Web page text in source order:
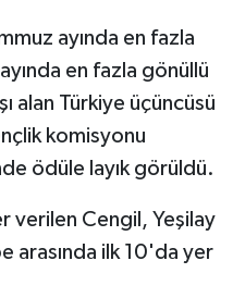
ayında en fazla
en fazla gönüllü
alan Türkiye üçüncüsü
komisyonu
ödüle layık görüldü.
verilen Cengil, Yeşilay
arasında ilk 10'da yer